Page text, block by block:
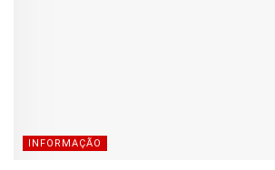
INFORMAÇÃO